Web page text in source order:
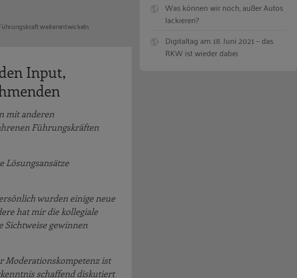
weiterentwickeln
Input,
mit anderen
Führungskräften
Lösungsansätze
wurden einige neue
hat mir die kollegiale
Sichtweise gewinnen
Moderationskompetenz ist
schaffend diskutiert
Was können wir noch, außer Autos
lackieren?
Digitaltag am 18. Juni 2021 – das
RKW ist wieder dabei